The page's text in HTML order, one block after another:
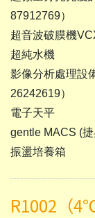
87912769）
超音波破膜機
超純水機
影像分析處理設
26242619）
電子天平
gentle MACS (
振盪培養箱
R1002（